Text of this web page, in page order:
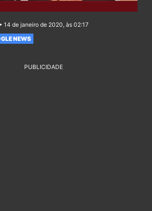
14 de janeiro de 2020, às 02:17
NEWS
PUBLICIDADE